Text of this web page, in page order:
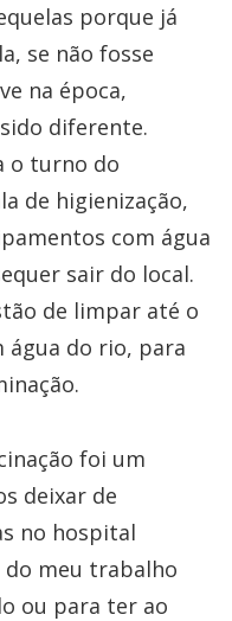
porque já
se não fosse
na época,
diferente.
o turno do
de higienização,
com água
sair do local.
de limpar até o
do rio, para
foi um
deixar de
no hospital
meu trabalho
ou para ter ao